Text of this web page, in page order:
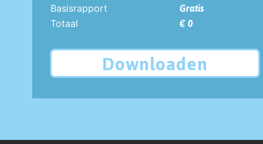
Basisrapport
Gratis
Totaal
€ 0
Downloaden